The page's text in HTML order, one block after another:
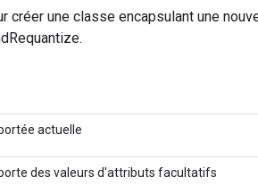
créer une classe encapsulant une
actuelle
des valeurs d'attributs facultatifs